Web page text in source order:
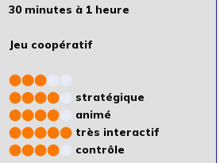
30 minutes à 1 heure
Jeu coopératif
⬤⬤⬤
⬤⬤⬤⬤
stratégique
⬤⬤⬤⬤
animé
⬤⬤⬤⬤⬤ très interactif
⬤⬤⬤⬤ contrôle